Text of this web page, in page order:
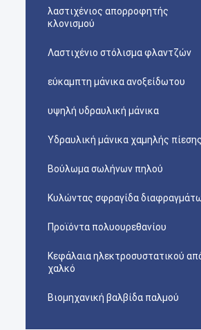
λαστιχένιος απορροφητής
κλονισμού
Λαστιχένιο στόλισμα φλαντζών
εύκαμπτη μάνικα ανοξείδωτου
υψηλή υδραυλική μάνικα
Υδραυλική μάνικα χαμηλής πίεσης
Βούλωμα σωλήνων πηλού
Κυλώντας σφραγίδα
Προϊόντα πολυουρεθανίου
Κεφάλαια ηλεκτροσυστατικού
χαλκό
Βιομηχανική βαλβίδα παλμού